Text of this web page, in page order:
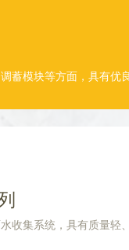
蓄模块等方面，具有优
收集系统，具有质量轻